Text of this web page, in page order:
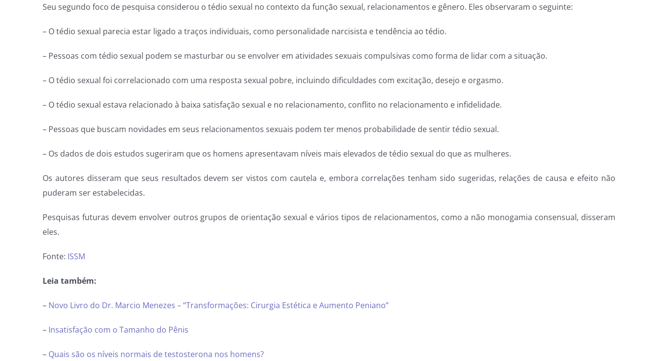
Seu segundo foco de pesquisa considerou o tédio sexual no contexto da função sexual, relacionamentos e gênero. Eles observaram o seguinte:
– O tédio sexual parecia estar ligado a traços individuais, como personalidade narcisista e tendência ao tédio.
– Pessoas com tédio sexual podem se masturbar ou se envolver em atividades sexuais compulsivas como forma de lidar com a situação.
– O tédio sexual foi correlacionado com uma resposta sexual pobre, incluindo dificuldades com excitação, desejo e orgasmo.
– O tédio sexual estava relacionado à baixa satisfação sexual e no relacionamento, conflito no relacionamento e infidelidade.
– Pessoas que buscam novidades em seus relacionamentos sexuais podem ter menos probabilidade de sentir tédio sexual.
– Os dados de dois estudos sugeriram que os homens apresentavam níveis mais elevados de tédio sexual do que as mulheres.
Os autores disseram que seus resultados devem ser vistos com cautela e, embora correlações tenham sido sugeridas, relações de causa e efeito não
puderam ser estabelecidas.
Pesquisas futuras devem envolver outros grupos de orientação sexual e vários tipos de relacionamentos, como a não monogamia consensual, disseram
eles.
Fonte: ISSM
Leia também:
– Novo Livro do Dr. Marcio Menezes – “Transformações: Cirurgia Estética e Aumento Peniano”
– Insatisfação com o Tamanho do Pênis
– Quais são os níveis normais de testosterona nos homens?